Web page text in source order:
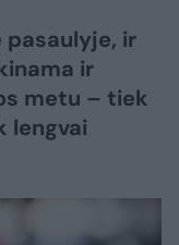
pasaulyje, ir
ir
metu – tiek
lengvai